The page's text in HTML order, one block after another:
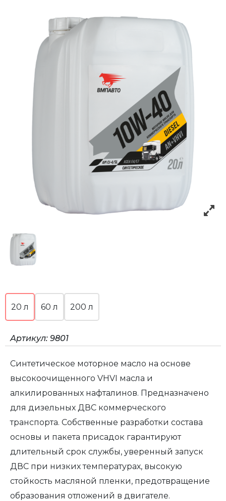
20 л 60 л 200 л
Артикул: 9801
Синтетическое моторное масло на основе
высокоочищенного VHVI масла и
алкилированных нафталинов. Предназначено
для дизельных ДВС коммерческого
транспорта. Собственные разработки состава
основы и пакета присадок гарантируют
длительный срок службы, уверенный запуск
ДВС при низких температурах, высокую
стойкость масляной пленки, предотвращение
образования отложений в двигателе.